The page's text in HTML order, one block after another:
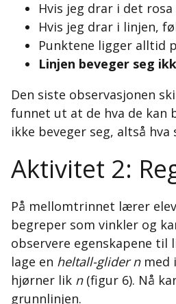
Hvis jeg drar i det
Hvis jeg drar i linjen,
Punktene ligger alltid
Linjen beveger seg
Den siste observasjonen
funnet ut at de hva de kan
ikke beveger seg, altså
Aktivitet 2:
På mellomtrinnet lærer
begreper som vinkler og
observere egenskapene til
lage en heltall-glider nmed
hjørner lik n(figur 6). Nå
grunnlinjen.